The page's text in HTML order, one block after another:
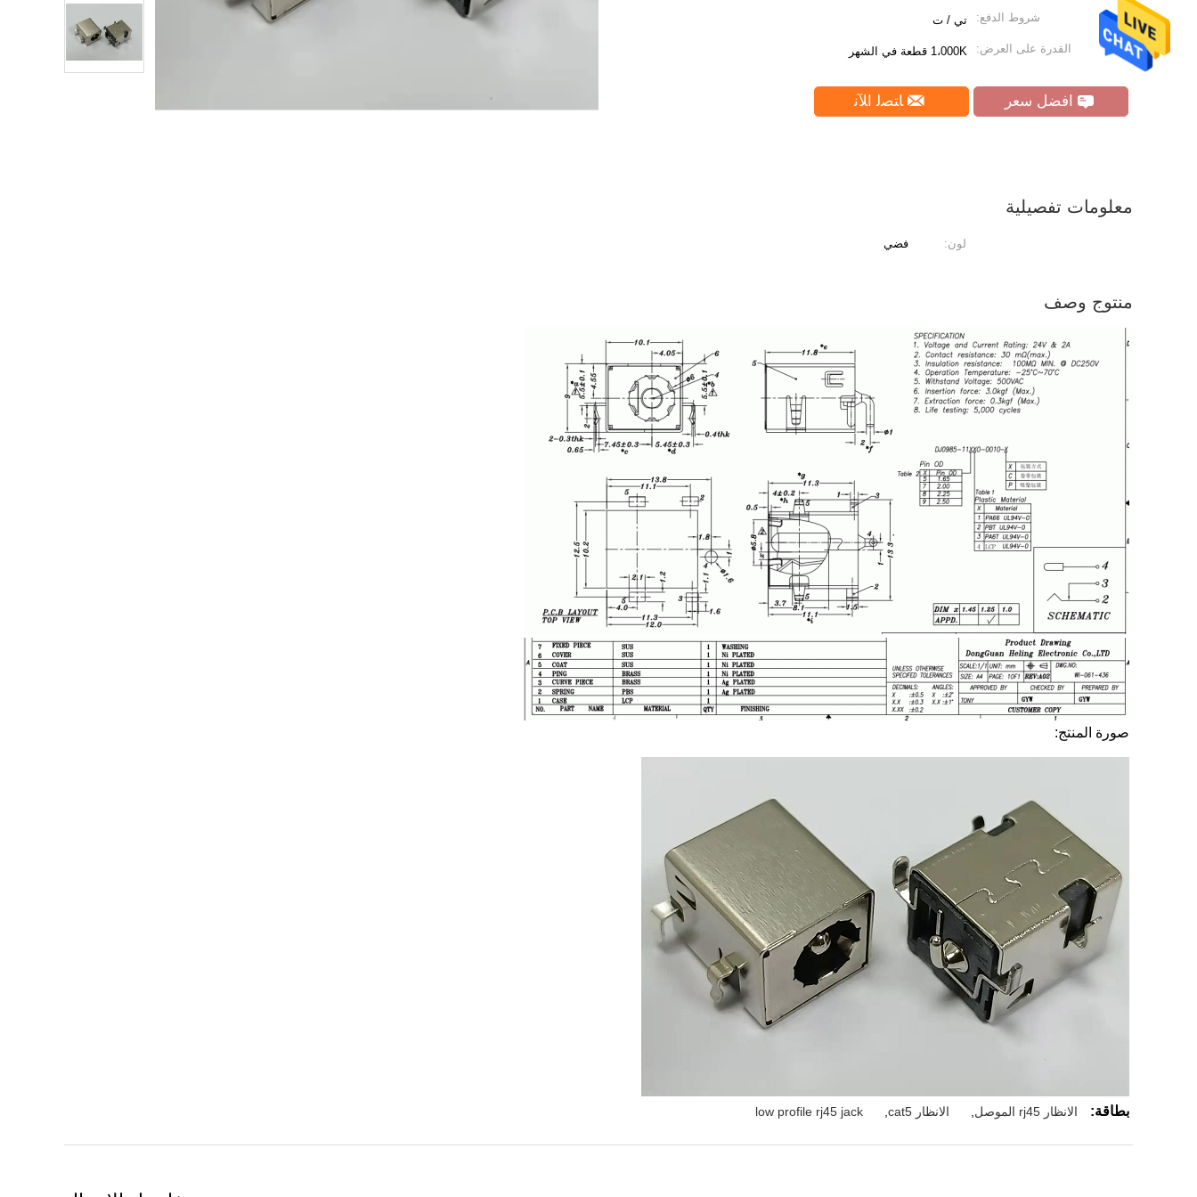
شروط الدفع: تي / ت
القدرة على العرض: 1،000K قطعة في الشهر
افضل سعر ﺎﺘﺼﻟ ﺍﻶﻧ
معلومات تفصيلية
لون: فضي
منتوج وصف
صورة المنتج:
بطاقة: الانظار rj45 الموصل الانظار cat5 low profile rj45 jack